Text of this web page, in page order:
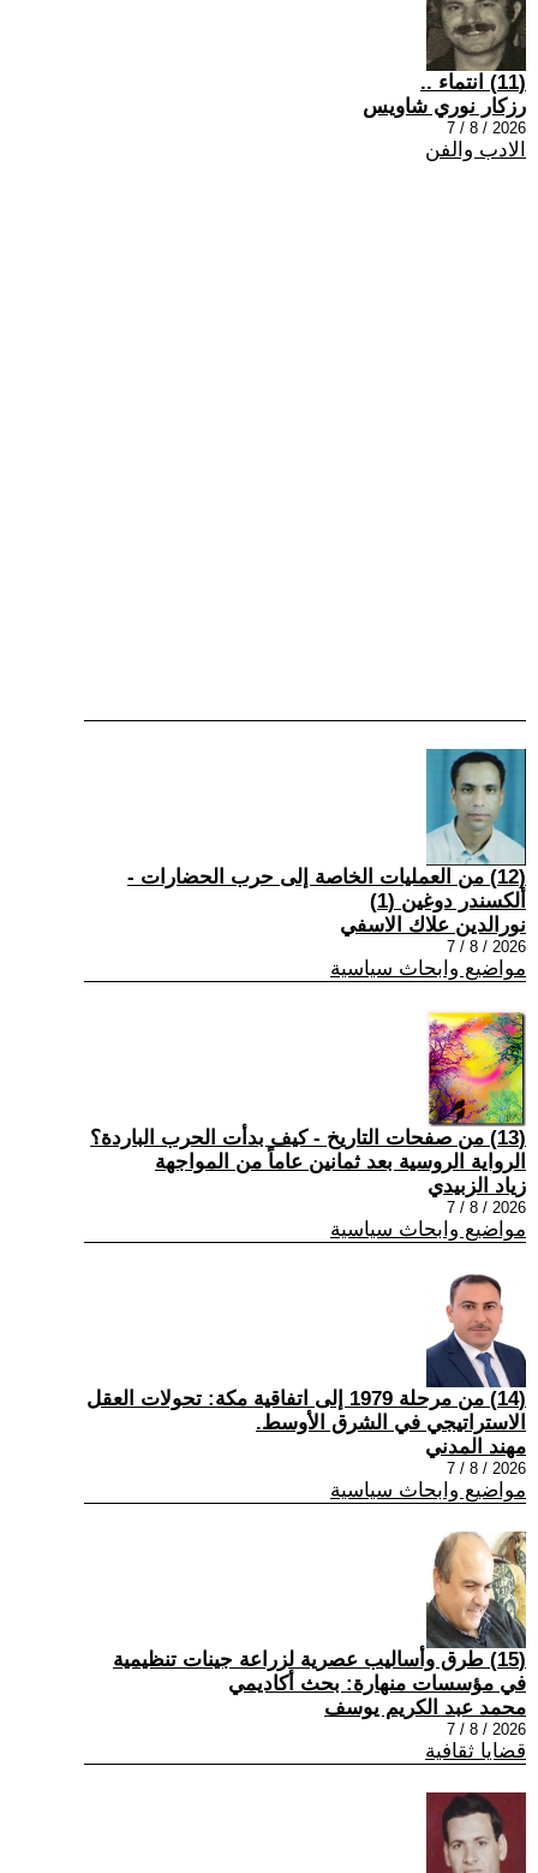
(11) انتماء ..
رزكار نوري شاويس
2026 / 8 / 7
الادب والفن
(12) من العمليات الخاصة إلى حرب الحضارات -
ألكسندر دوغين (1)
نورالدين علاك الاسفي
2026 / 8 / 7
مواضيع وابحاث سياسية
(13) من صفحات التاريخ - كيف بدأت الحرب الباردة؟
الرواية الروسية بعد ثمانين عاماً من المواجهة
زياد الزبيدي
2026 / 8 / 7
مواضيع وابحاث سياسية
(14) من مرحلة 1979 إلى اتفاقية مكة: تحولات العقل
الاستراتيجي في الشرق الأوسط.
مهند المدني
2026 / 8 / 7
مواضيع وابحاث سياسية
(15) طرق وأساليب عصرية لزراعة جينات تنظيمية
في مؤسسات منهارة: بحث أكاديمي
محمد عبد الكريم يوسف
2026 / 8 / 7
قضايا ثقافية